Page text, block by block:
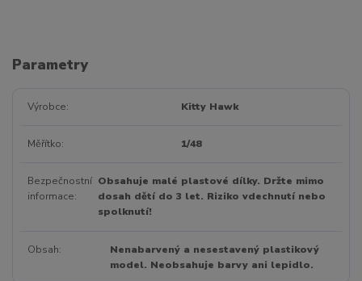
Parametry
Výrobce Kitty Hawk
Měřítko 1/48
Bezpečnostní
informace
Obsahuje malé plastové dílky. Držte mimo
dosah dětí do 3 let. Riziko vdechnutí nebo
spolknutí!
Obsah
Nenabarvený a nesestavený plastikový
model. Neobsahuje barvy ani lepidlo.